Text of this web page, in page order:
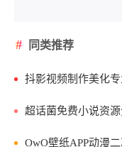
同类推荐
抖影视频制作美化
超话菌免费小说资
OwO壁纸APP动漫